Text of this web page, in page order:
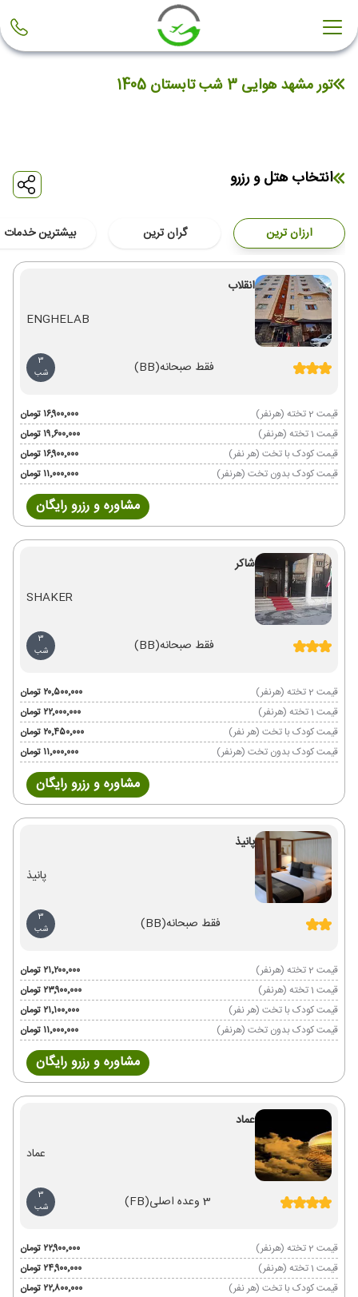
تور مشهد هوایی 3 شب تابستان 1405
انتخاب هتل و رزرو
ارزان ترین گران ترین بیشترین خدمات
انقلاب
ENGHELAB
فقط صبحانه(BB)
3
شب
قیمت 2 تخته (هرنفر)
۱۶٬۹۰۰٬۰۰۰ تومان
قیمت 1 تخته (هرنفر)
۱۹٬۶۰۰٬۰۰۰ تومان
قیمت کودک با تخت (هر نفر)
۱۶٬۹۰۰٬۰۰۰ تومان
قیمت کودک بدون تخت (هرنفر)
۱۱٬۰۰۰٬۰۰۰ تومان
مشاوره و رزرو رایگان
شاکر
SHAKER
فقط صبحانه(BB)
3
شب
قیمت 2 تخته (هرنفر)
۲۰٬۵۰۰٬۰۰۰ تومان
قیمت 1 تخته (هرنفر)
۲۲٬۰۰۰٬۰۰۰ تومان
قیمت کودک با تخت (هر نفر)
۲۰٬۴۵۰٬۰۰۰ تومان
قیمت کودک بدون تخت (هرنفر)
۱۱٬۰۰۰٬۰۰۰ تومان
مشاوره و رزرو رایگان
پانیذ
پانیذ
فقط صبحانه(BB)
3
شب
قیمت 2 تخته (هرنفر)
۲۱٬۲۰۰٬۰۰۰ تومان
قیمت 1 تخته (هرنفر)
۲۳٬۹۰۰٬۰۰۰ تومان
قیمت کودک با تخت (هر نفر)
۲۱٬۱۰۰٬۰۰۰ تومان
قیمت کودک بدون تخت (هرنفر)
۱۱٬۰۰۰٬۰۰۰ تومان
مشاوره و رزرو رایگان
عماد
عماد
3 وعده اصلی (FB)
3
شب
قیمت 2 تخته (هرنفر)
۲۲٬۹۰۰٬۰۰۰ تومان
قیمت 1 تخته (هرنفر)
۲۴٬۹۰۰٬۰۰۰ تومان
قیمت کودک با تخت (هر نفر)
۲۲٬۸۰۰٬۰۰۰ تومان